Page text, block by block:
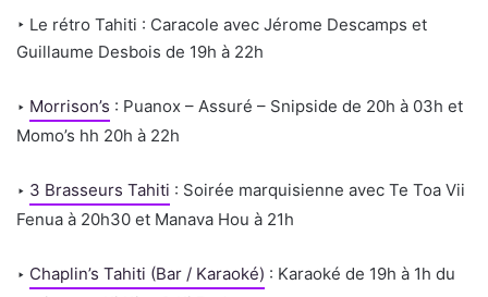
‣ Le rétro Tahiti : Caracole avec Jérome Descamps et
Guillaume Desbois de 19h à 22h
‣ Morrison’s : Puanox – Assuré – Snipside de 20h à 03h et
Momo’s hh 20h à 22h
‣ 3 Brasseurs Tahiti : Soirée marquisienne avec Te Toa Vii
Fenua à 20h30 et Manava Hou à 21h
‣ Chaplin’s Tahiti (Bar / Karaoké) : Karaoké de 19h à 1h du